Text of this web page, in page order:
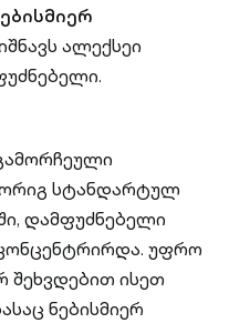
ალექსეი
სტანდარტულ
დამფუძნებელი
უფრო
შეხვდებით ისეთ
ნებისმიერ